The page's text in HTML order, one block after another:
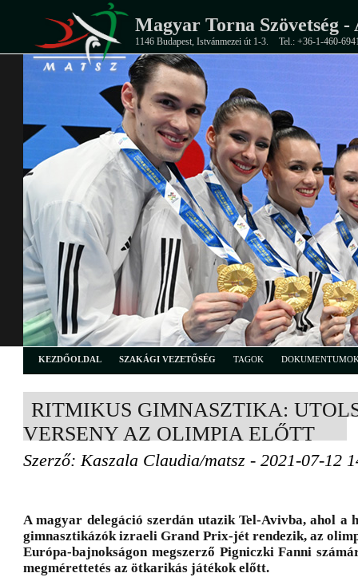
Magyar Torna Szövetség -
1146 Budapest, Istvánmezei út 1-3. Tel.: +36-1-460-
KEZDŐOLDAL SZAKÁGI VEZETŐSÉG TAGOK
RITMIKUS GIMNASZTIKA:
VERSENY AZ OLIMPIA ELŐTT
Szerző: Kaszala Claudia/matsz - 2021-07-12
A magyar delegáció szerdán utazik Tel-Avivba, ahol a
gimnasztikázók izraeli Grand Prix-jét rendezik, az
Európa-bajnokságon megszerző Pigniczki Fanni
megmérettetés az ötkarikás játékok előtt.